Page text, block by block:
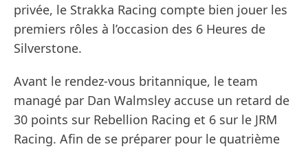
privée, le Strakka Racing compte bien jouer les
premiers rôles à l’occasion des 6 Heures de
Silverstone.
Avant le rendez-vous britannique, le team
managé par Dan Walmsley accuse un retard de
30 points sur Rebellion Racing et 6 sur le JRM
Racing. Afin de se préparer pour le quatrième